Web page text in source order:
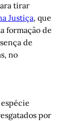
tirar
Justiça, que
formação de
de
no
por